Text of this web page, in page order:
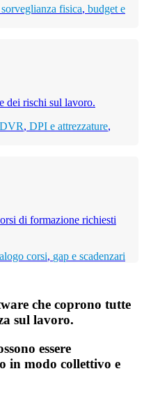
sorveglianza fisica, budget e
dei rischi sul lavoro.
DVR, DPI e attrezzature,
di formazione richiesti
corsi, gap e scadenzari
che coprono tutte
sul lavoro.
essere
in modo collettivo e